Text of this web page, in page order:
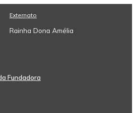
Externato
Rainha Dona Amélia
Fundadora